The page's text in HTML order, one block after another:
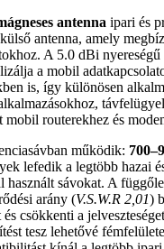
antenna ipari és
antenna, amely
A 5.0 dBi nyereségű
a mobil
is, így különösen
mobil routerekhez és
működik:
lefedik a legtöbb hazai
használt sávokat. A
arány (V.S.W.R 2,01)
csökkenti a
tesz lehetővé